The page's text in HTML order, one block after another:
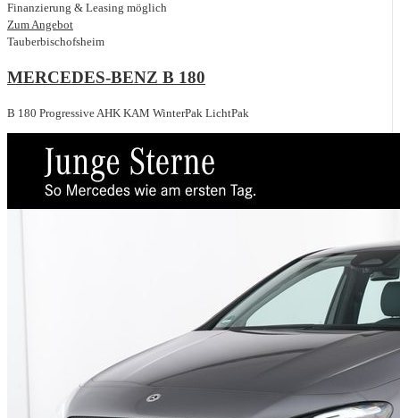
Finanzierung & Leasing möglich
Zum Angebot
Tauberbischofsheim
MERCEDES-BENZ B 180
B 180 Progressive AHK KAM WinterPak LichtPak